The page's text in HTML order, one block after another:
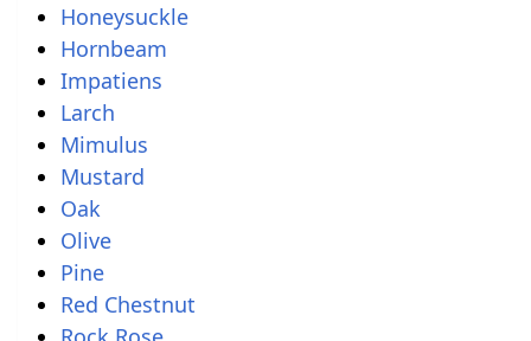
Honeysuckle
Hornbeam
Impatiens
Larch
Mimulus
Mustard
Oak
Olive
Pine
Red Chestnut